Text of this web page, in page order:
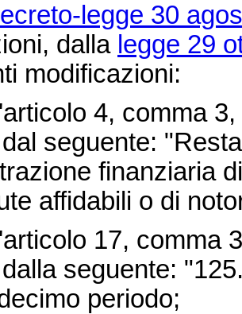
legge 30
dalla legge 29
modificazioni:
4, comma 3,
seguente:
finanziaria
affidabili o di
17, comma
seguente:
periodo;